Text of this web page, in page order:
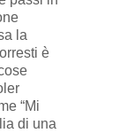
la
è
“Mi
di una